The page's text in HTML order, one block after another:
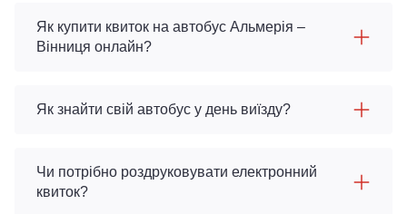
Як купити квиток на автобус Альмерія –
Вінниця онлайн?
Як знайти свій автобус у день виїзду?
Чи потрібно роздруковувати електронний
квиток?